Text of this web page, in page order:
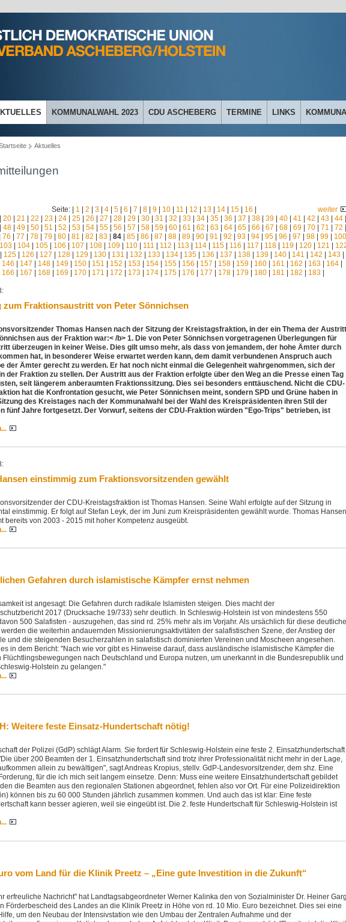
KOMMUNALWAHL 2023 CDU ASCHEBERG TERMINE LINKS
Aktuelles
weiter
Seite: | 1 2 3| 4| 5| 6 7 8| 9| 10| 11 12 13| 14| 15| 16
20| 21 22 23| 24| 25| 26 27 28| 29| 30| 31 32 33| 34| 35| 36 37 38| 39| 40| 41 42 43| 44|
48| 49| 50| 51 52 53| 54| 55| 56 57 58| 59| 60| 61 62 63| 64| 65| 66 67 68| 69| 70| 71 72
76 77 78 79 80 81 82 83 84 85 86 87 88 89 90 91 92 93 94 95 96 97 98 99
100
103 104 105 106 107 108 109 110 111 112 113 114 115 116 117 118 119 120 121
125| 126 127 128| 129| 130| 131 132 133| 134| 135| 136 137 138| 139| 140| 141 142 143|
146 147 148| 149| 150| 151 152 153| 154| 155| 156 157 158| 159| 160| 161 162 163| 164|
166 167 168| 169| 170| 171 172 173| 174| 175| 176 177 178| 179| 180| 181 182 183|
zum Fraktionsaustritt von Peter Sönnichsen
Thomas Hansen nach der Sitzung der Kreistagsfraktion, in der ein Thema der Austritt
aus der Fraktion war:< /b> 1. Die von Peter Sönnichsen vorgetragenen Überlegungen für
überzeugen in keiner Weise. Dies gilt umso mehr, als dass von jemandem, der hohe Ämter durch
hat, in besonderer Weise erwartet werden kann, dem damit verbundenen Anspruch auch
der Ämter gerecht zu werden. Er hat noch nicht einmal die Gelegenheit wahrgenommen, sich der
der Fraktion zu stellen. Der Austritt aus der Fraktion erfolgte über den Weg an die Presse einen Tag
seit längerem anberaumten Fraktionssitzung. Dies sei besonders enttäuschend. Nicht die CDU-
hat die Konfrontation gesucht, wie Peter Sönnichsen meint, sondern SPD und Grüne haben in
des Kreistages nach der Kommunalwahl bei der Wahl des Kreispräsidenten ihren Stil der
fünf Jahre fortgesetzt. Der Vorwurf, seitens der CDU-Fraktion würden "Ego-Trips" betrieben, ist
einstimmig zum Fraktionsvorsitzenden gewählt
der CDU-Kreistagsfraktion ist Thomas Hansen. Seine Wahl erfolgte auf der Sitzung in
einstimmig. Er folgt auf Stefan Leyk, der im Juni zum Kreispräsidenten gewählt wurde. Thomas Hansen
bereits von 2003 - 2015 mit hoher Kompetenz ausgeübt.
Gefahren durch islamistische Kämpfer ernst nehmen
ist angesagt: Die Gefahren durch radikale Islamisten steigen. Dies macht der
2017 (Drucksache 19/733) sehr deutlich. In Schleswig-Holstein ist von mindestens 550
500 Salafisten - auszugehen, das sind rd. 25% mehr als im Vorjahr. Als ursächlich für diese deutliche
werden die weiterhin andauernden Missionierungsaktivitäten der salafistischen Szene, der Anstieg der
und die steigenden Besucherzahlen in salafistisch dominierten Vereinen und Moscheen angesehen.
in dem Bericht: "Nach wie vor gibt es Hinweise darauf, dass ausländische islamistische Kämpfer die
Flüchtlingsbewegungen nach Deutschland und Europa nutzen, um unerkannt in die Bundesrepublik und
Holstein zu gelangen."
Weitere feste Einsatz-Hundertschaft nötig!
der Polizei (GdP) schlägt Alarm. Sie fordert für Schleswig-Holstein eine feste 2. Einsatzhundertschaft
über 200 Beamten der 1. Einsatzhundertschaft sind trotz ihrer Professionalität nicht mehr in der Lage,
allein zu bewältigen", sagt Andreas Kropius, stellv. GdP-Landesvorsitzender, dem shz. Eine
für die ich mich seit langem einsetze. Denn: Muss eine weitere Einsatzhundertschaft gebildet
die Beamten aus den regionalen Stationen abgeordnet, fehlen also vor Ort. Für eine Polizeidirektion
können bis zu 60 000 Stunden jährlich zusammen kommen. Und auch das ist klar: Eine feste
kann besser agieren, weil sie eingeübt ist. Die 2. feste Hundertschaft für Schleswig-Holstein ist
vom Land für die Klinik Preetz – „Eine gute Investition in die Zukunft“
erfreuliche Nachricht" hat Landtagsabgeordneter Werner Kalinka den von Sozialminister Dr. Heiner Garg
Förderbescheid des Landes an die Klinik Preetz in Höhe von rd. 10 Mio. Euro bezeichnet. Dies sei eine
um den Neubau der Intensivstation wie den Umbau der Zentralen Aufnahme und der